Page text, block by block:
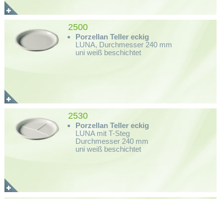
2500
Porzellan Teller eckig
LUNA, Durchmesser 240 mm
uni weiß beschichtet
2530
Porzellan Teller eckig
LUNA mit T-Steg
Durchmesser 240 mm
uni weiß beschichtet